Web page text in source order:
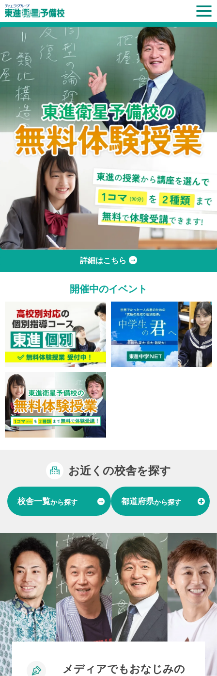
詳細はこちら
開催中のイベント
お近くの校舎を探す
校舎一覧から探す 都道府県から探す
東海 愛知県 岐阜県
関西 大阪府 兵庫県
中国 山口県
九州 福岡県 熊本県 長崎県
メディアでもおなじみの